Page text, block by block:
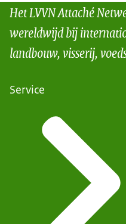
Het LVVN Attaché
wereldwijd bij
landbouw, visserij,
Service